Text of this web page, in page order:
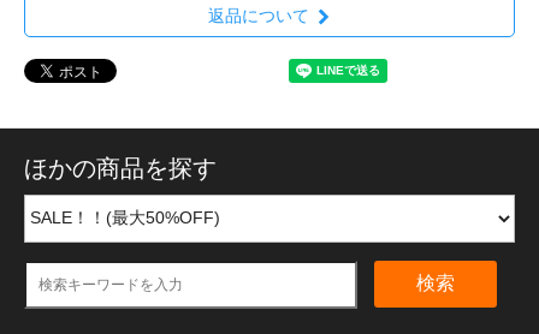
返品について
ほかの商品を探す
検索